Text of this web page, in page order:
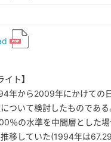
イト】
年から2009年にかけての
ついて検討したものであ
％の水準を中間層とした
移していた(1994年は